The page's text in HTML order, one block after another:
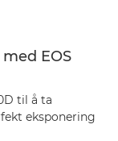
EOS
til å ta
eksponering